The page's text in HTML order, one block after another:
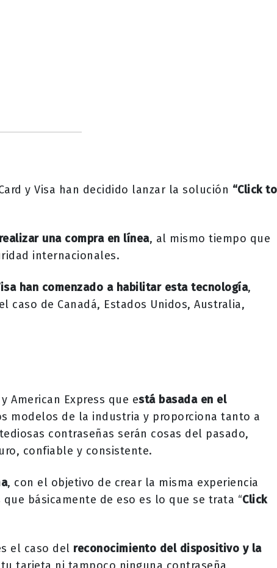
y Visa han decidido lanzar la solución “Click to
una compra en línea, al mismo tiempo que
internacionales.
han comenzado a habilitar esta tecnología,
de Canadá, Estados Unidos, Australia,
American Express que está basada en el
modelos de la industria y proporciona tanto a
contraseñas serán cosas del pasado,
confiable y consistente.
, con el objetivo de crear la misma experiencia
básicamente de eso es lo que se trata “Click
el caso del reconocimiento del dispositivo y la